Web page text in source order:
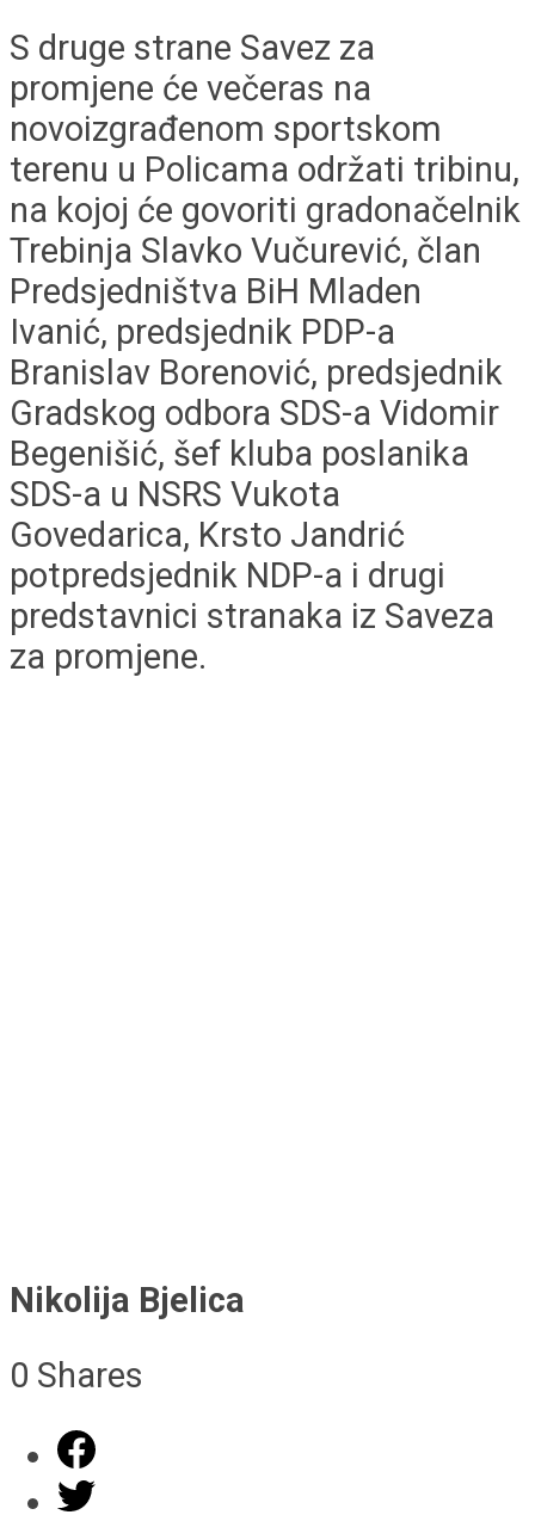
S druge strane Savez za
promjene će večeras na
novoizgrađenom sportskom
terenu u Policama održati tribinu,
na kojoj će govoriti gradonačelnik
Trebinja Slavko Vučurević, član
Predsjedništva BiH Mladen
Ivanić, predsjednik PDP-a
Branislav Borenović, predsjednik
Gradskog odbora SDS-a Vidomir
Begenišić, šef kluba poslanika
SDS-a u NSRS Vukota
Govedarica, Krsto Jandrić
potpredsjednik NDP-a i drugi
predstavnici stranaka iz Saveza
za promjene.
Nikolija Bjelica
0 Shares